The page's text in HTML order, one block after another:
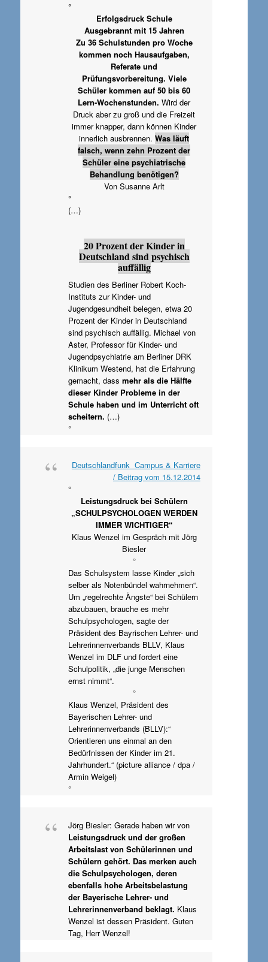
°
Erfolgsdruck Schule
Ausgebrannt mit 15 Jahren
Zu 36 Schulstunden pro Woche
kommen noch Hausaufgaben,
Referate und
Prüfungsvorbereitung. Viele
Schüler kommen auf 50 bis 60
Lern-Wochenstunden. Wird der
Druck aber zu groß und die Freizeit
immer knapper, dann können Kinder
innerlich ausbrennen.Was läuft
falsch, wenn zehn Prozent der
Schüler eine psychiatrische
Behandlung benötigen?
Von Susanne Arlt
°
(…)
20 Prozent der Kinder in
Deutschland sind psychisch
auffällig
Studien des Berliner Robert Koch-
Instituts zur Kinder- und
Jugendgesundheit belegen, etwa 20
Prozent der Kinder in Deutschland
sind psychisch auffällig. Michael von
Aster, Professor für Kinder- und
Jugendpsychiatrie am Berliner DRK
Klinikum Westend, hat die Erfahrung
gemacht, dass mehr als die Hälfte
dieser Kinder Probleme in der
Schule haben und im Unterricht oft
scheitern. (…)
°
Deutschlandfunk Campus & Karriere
/ Beitrag vom 15.12.2014
°
Leistungsdruck bei Schülern
„SCHULPSYCHOLOGEN WERDEN
IMMER WICHTIGER“
Klaus Wenzel im Gespräch mit Jörg
Biesler
°
Das Schulsystem lasse Kinder „sich
selber als Notenbündel wahrnehmen“.
Um „regelrechte Ängste“ bei Schülern
abzubauen, brauche es mehr
Schulpsychologen, sagte der
Präsident des Bayrischen Lehrer- und
Lehrerinnenverbands BLLV, Klaus
Wenzel im DLF und fordert eine
Schulpolitik, „die junge Menschen
ernst nimmt“.
°
Klaus Wenzel, Präsident des
Bayerischen Lehrer- und
Lehrerinnenverbands (BLLV):“
Orientieren uns einmal an den
Bedürfnissen der Kinder im 21.
Jahrhundert.“ (picture alliance / dpa /
Armin Weigel)
°
Jörg Biesler: Gerade haben wir von
Leistungsdruck und der großen
Arbeitslast von Schülerinnen und
Schülern gehört. Das merken auch
die Schulpsychologen, deren
ebenfalls hohe Arbeitsbelastung
der Bayerische Lehrer- und
Lehrerinnenverband beklagt. Klaus
Wenzel ist dessen Präsident. Guten
Tag, Herr Wenzel!